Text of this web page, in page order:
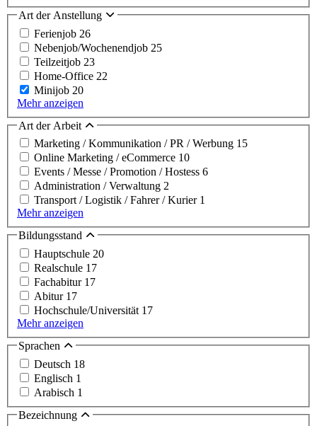
Art der Anstellung
Ferienjob 26
Nebenjob/Wochenendjob 25
Teilzeitjob 23
Home-Office 22
Minijob 20
Mehr anzeigen
Art der Arbeit
Marketing / Kommunikation / PR / Werbung 15
Online Marketing / eCommerce 10
Events / Messe / Promotion / Hostess 6
Administration / Verwaltung 2
Transport / Logistik / Fahrer / Kurier 1
Mehr anzeigen
Bildungsstand
Hauptschule 20
Realschule 17
Fachabitur 17
Abitur 17
Hochschule/Universität 17
Mehr anzeigen
Sprachen
Deutsch 18
Englisch 1
Arabisch 1
Bezeichnung